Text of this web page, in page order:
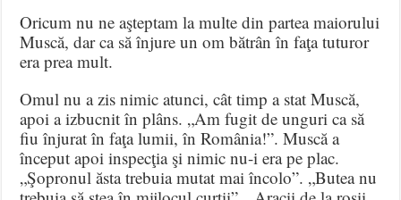
Oricum nu ne aşteptam la multe din partea maiorului
Muscă, dar ca să înjure un om bătrân în faţa tuturor
era prea mult.
Omul nu a zis nimic atunci, cât timp a stat Muscă,
apoi a izbucnit în plâns. „Am fugit de unguri ca să
fiu înjurat în faţa lumii, în România!”. Muscă a
început apoi inspecţia şi nimic nu-i era pe plac.
„Şopronul ăsta trebuia mutat mai încolo”. „Butea nu